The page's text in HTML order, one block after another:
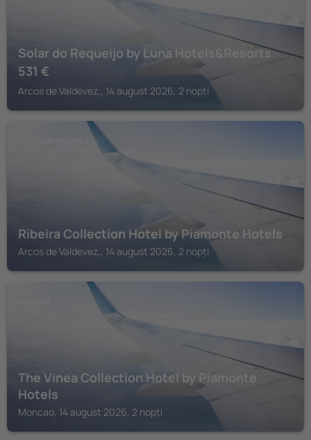
Solar do Requeijo by Luna Hotels&Resorts
531 €
Arcos de Valdevez,, 14 august 2026, 2 nopți
Ribeira Collection Hotel by Piamonte Hotels
Arcos de Valdevez,, 14 august 2026, 2 nopți
The Vinea Collection Hotel by Piamonte
Hotels
Moncao, 14 august 2026, 2 nopți